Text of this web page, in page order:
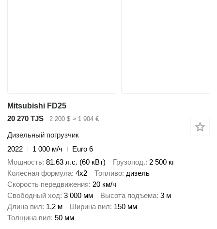
Mitsubishi FD25
20 270 TJS
2 200 $ ≈ 1 904 €
Дизельный погрузчик
2022
1 000 м/ч
Euro 6
Мощность 81.63 л.с. (60 кВт) Грузопод. 2 500 кг
Колесная формула 4x2 Топливо дизель
Скорость передвижения 20 км/ч
Свободный ход 3 000 мм Высота подъема 3 м
Длина вил 1,2 м Ширина вил 150 мм
Толщина вил 50 мм